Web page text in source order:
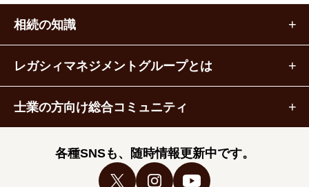
相続の知識
レガシィマネジメントグループとは
士業の方向け総合コミュニティ
各種SNSも、随時情報更新中です。